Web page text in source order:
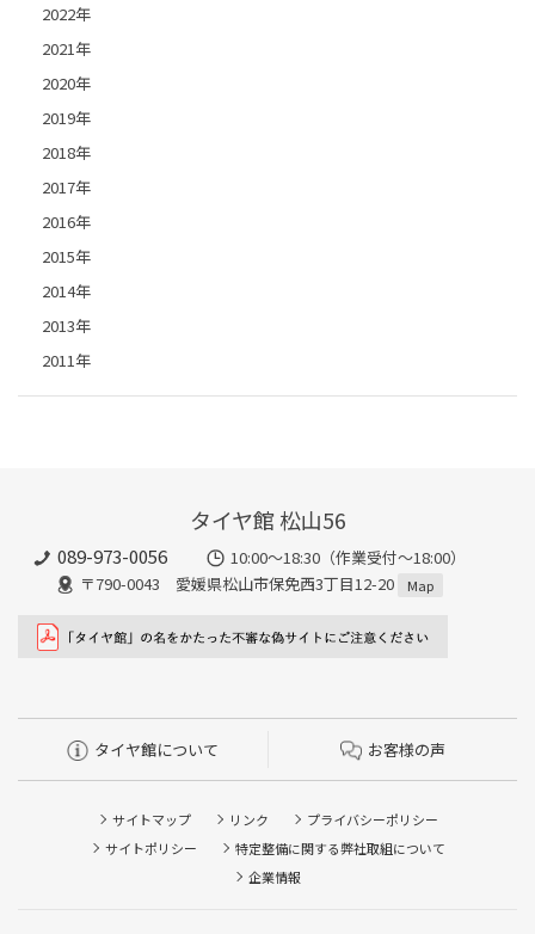
2022年
2021年
2020年
2019年
2018年
2017年
2016年
2015年
2014年
2013年
2011年
タイヤ館 松山56
089-973-0056
10:00～18:30（作業受付～18:00）
〒790-0043 愛媛県松山市保免西3丁目12-20
Map
タイヤ館について お客様の声
サイトマップ リンク
プライバシーポリシー
サイトポリシー
特定整備に関する弊社取組について
企業情報